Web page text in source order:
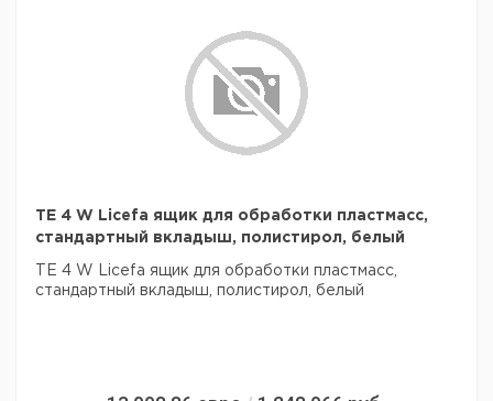
TE 4 W Licefa ящик для обработки пластмасс,
стандартный вкладыш, полистирол, белый
TE 4 W Licefa ящик для обработки пластмасс,
стандартный вкладыш, полистирол, белый